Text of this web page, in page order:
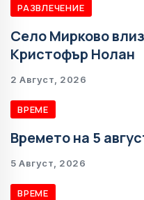
РАЗВЛЕЧЕНИЕ
Село Мирково
Кристофър Нолан
2 Август, 2026
ВРЕМЕ
Времето на 5
5 Август, 2026
ВРЕМЕ